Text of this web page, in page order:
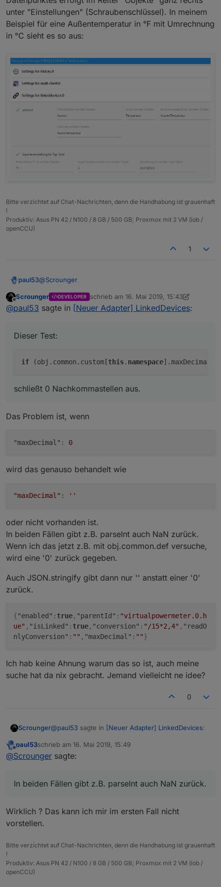
unter "Einstellungen" (Schraubenschlüssel). In meinem
Beispiel für eine Außentemperatur in °F mit Umrechnung
in °C sieht es so aus:
Bitte verzichtet auf Chat-Nachrichten, denn die Handhabung ist grauenhaft
!
Produktiv: Asus PN 42 / N100 / 8 GB / 500 GB; Proxmox mit 2 VM (iob /
openCCU)
1
paul53@Scrounger
Verwende besser
Dieser Test:
Offline
Scrounger DEVELOPER schrieb am 16. Mai 2019, 15:43
zuletzt editiert von Scrounger
@paul53 sagte in [Neuer Adapter] LinkedDevices:
Dieser Test:
if (obj.common.custom[this . namespace
schließt 0 Nachkommastellen aus.
Das Problem ist, wenn
"maxDecimal" : 0
wird das genauso behandelt wie
"maxDecimal" : ''
oder nicht vorhanden ist.
In beiden Fällen gibt z.B. parseInt auch NaN zurück.
Wenn ich das jetzt z.B. mit obj.common.def versuche,
wird eine '0' zurück gegeben.
Auch JSON.stringify gibt dann nur '' anstatt einer '0'
zurück.
{"enabled" : true, "parentId" : "virtualpowermeter.0.h
ue" , "isLinked" : true, "conversion" : "/15*2,4" , "readO
nlyConversion" : "" , "maxDecimal" : ""}
Ich hab keine Ahnung warum das so ist, auch meine
suche hat da nix gebracht. Jemand vielleicht ne idee?
0
Scrounger@paul53 sagte in [Neuer Adapter] LinkedDevices:
Dieser Test:
schließt 0 Nachkommastellen aus.
wird das genauso behandelt wie
oder nicht vorhanden ist.
Wenn ich das jetzt z.B. mit obj.common.def
Auch JSON.stringify gibt dann nur '' anstatt einer
Offline
paul53schrieb am 16. Mai 2019, 15:49
zuletzt editiert von
@Scrounger sagte:
In beiden Fällen gibt z.B. parseInt auch NaN zurück.
Wirklich ? Das kann ich mir im ersten Fall nicht
vorstellen.
Bitte verzichtet auf Chat-Nachrichten, denn die Handhabung ist grauenhaft
!
Produktiv: Asus PN 42 / N100 / 8 GB / 500 GB; Proxmox mit 2 VM (iob /
openCCU)